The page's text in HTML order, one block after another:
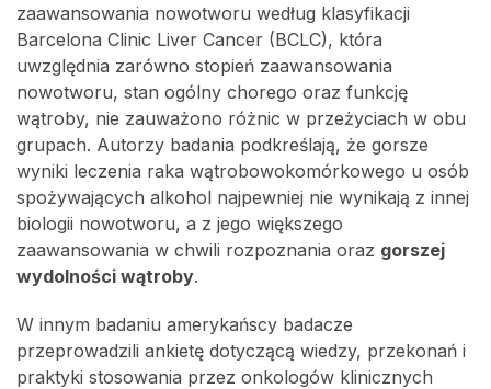
zaawansowania nowotworu według klasyfikacji
Barcelona Clinic Liver Cancer (BCLC), która
uwzględnia zarówno stopień zaawansowania
nowotworu, stan ogólny chorego oraz funkcję
wątroby, nie zauważono różnic w przeżyciach w obu
grupach. Autorzy badania podkreślają, że gorsze
wyniki leczenia raka wątrobowokomórkowego u osób
spożywających alkohol najpewniej nie wynikają z innej
biologii nowotworu, a z jego większego
zaawansowania w chwili rozpoznania oraz gorszej
wydolności wątroby.
W innym badaniu amerykańscy badacze
przeprowadzili ankietę dotyczącą wiedzy, przekonań i
praktyki stosowania przez onkologów klinicznych